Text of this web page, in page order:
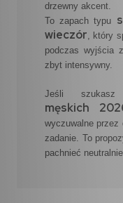
drzewny akcent.
To zapach typu
wieczór, który
podczas wyjścia
zbyt intensywny.
Jeśli
męskich
wyczuwalne przez
zadanie. To
pachnieć